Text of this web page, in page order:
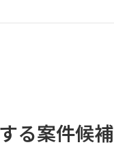
る案件候補